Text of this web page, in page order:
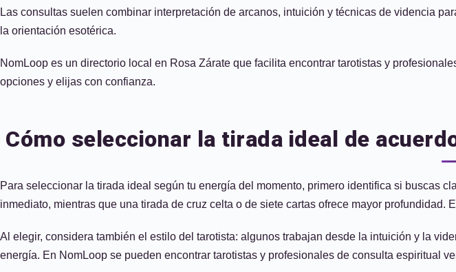
Las consultas suelen combinar interpretación de arcanos, intuición y técnicas de videncia
la orientación esotérica.
NomLoop es un directorio local en Rosa Zárate que facilita encontrar tarotistas y
opciones y elijas con confianza.
Cómo seleccionar la tirada ideal de
Para seleccionar la tirada ideal según tu energía del momento, primero identifica si buscas
inmediato, mientras que una tirada de cruz celta o de siete cartas ofrece mayor
Al elegir, considera también el estilo del tarotista: algunos trabajan desde la intuición y la
energía. En NomLoop se pueden encontrar tarotistas y profesionales de consulta espiritual